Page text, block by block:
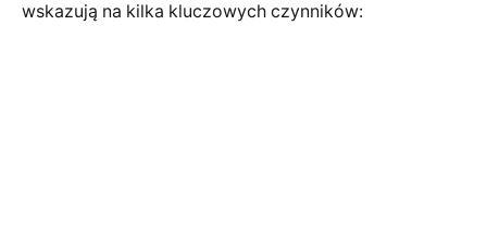
wskazują na kilka kluczowych czynników: